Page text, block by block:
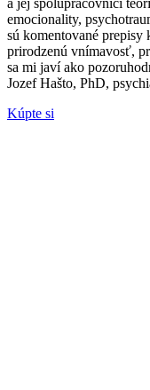
a jej spolupracovníci
emocionality,
sú komentované
prirodzenú vnímavosť,
sa mi javí ako
Jozef Hašto, PhD,
Kúpte si